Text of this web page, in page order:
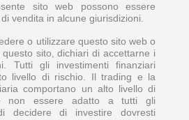
sito web possono essere
vendita in alcune giurisdizioni.
o utilizzare questo sito web o
sito, dichiari di accettarne i
Tutti gli investimenti finanziari
livello di rischio. Il trading e la
comportano un alto livello di
non essere adatto a tutti gli
decidere di investire dovresti